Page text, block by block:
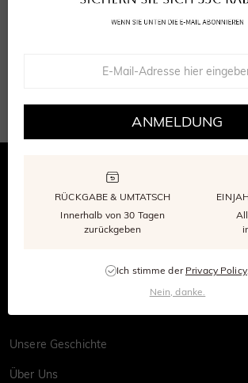
SHE · SAID · YES
Unsere Geschichte
Über Uns
ANMELDUNG
RÜCKGABE & UMTATSCH
Innerhalb von 30 Tagen
zurückgeben
Ich stimme der Privacy Policy.
Nein, danke.